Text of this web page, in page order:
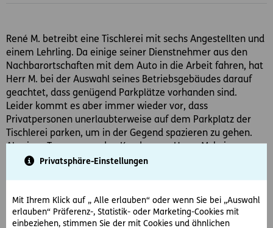
Privatsphäre-Einstellungen
Mit Ihrem Klick auf „ Alle erlauben“ oder wenn Sie bei „Auswahl
erlauben“ Präferenz-, Statistik- oder Marketing-Cookies mit
einbeziehen, stimmen Sie der mit Cookies und ähnlichen
René M. betreibt eine Tischlerei mit sechs Angestellten und
einem Lehrling. Da einige seiner Dienstnehmer aus den
Nachbarortschaften mit dem Auto in die Arbeit fahren, hat
Herr M. bei der Auswahl seines Betriebsgebäudes darauf
geachtet, dass genügend Parkplätze vorhanden sind.
Leider kommt es aber immer wieder vor, dass
Privatpersonen unerlaubterweise auf dem Parkplatz der
Tischlerei parken, um in der Gegend spazieren zu gehen.
Als eines Tages sogar den Kunden von Herrn M. keine
Parkplätze mehr zur Verfügung stehen, weil so viele Autos
D.A.S. Juristen stehen mit Rat und Tat zur Seite